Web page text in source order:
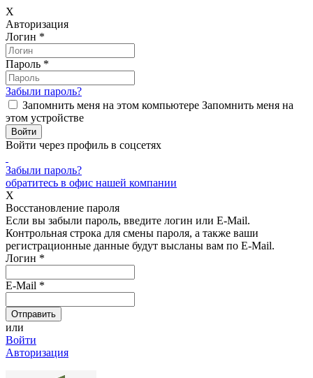
X
Авторизация
Логин *
Пароль *
Забыли пароль?
Запомнить меня на этом компьютере Запомнить меня на
этом устройстве
Войти через профиль в соцсетях
Забыли пароль?
обратитесь в офис нашей компании
X
Восстановление пароля
Если вы забыли пароль, введите логин или E-Mail.
Контрольная строка для смены пароля, а также ваши
регистрационные данные будут высланы вам по E-Mail.
Логин *
E-Mail *
или
Войти
Авторизация